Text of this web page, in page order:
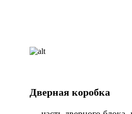
Дверная коробка